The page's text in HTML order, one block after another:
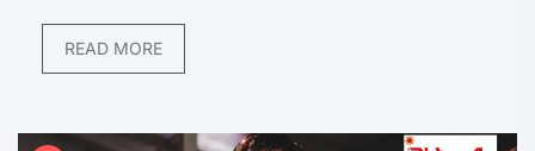
READ MORE